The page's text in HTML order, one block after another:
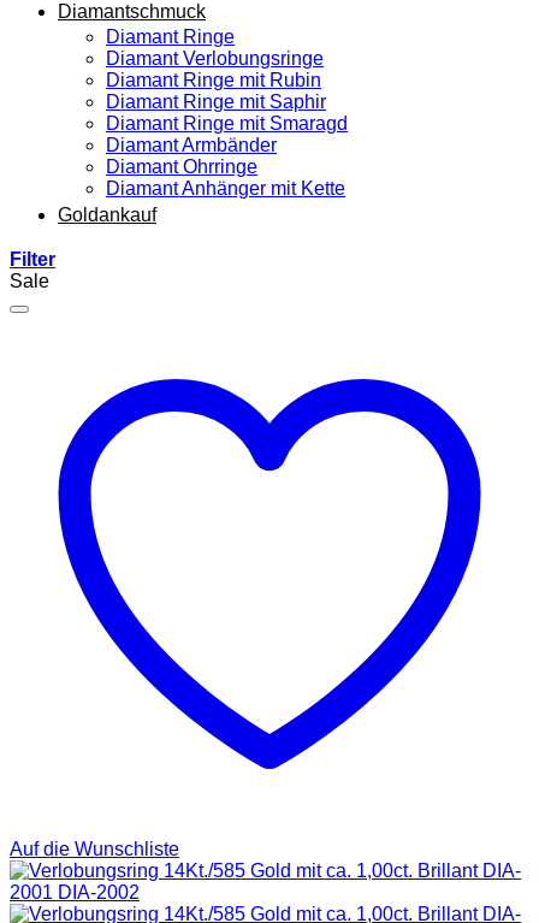
Diamantschmuck
Diamant Ringe
Diamant Verlobungsringe
Diamant Ringe mit Rubin
Diamant Ringe mit Saphir
Diamant Ringe mit Smaragd
Diamant Armbänder
Diamant Ohrringe
Diamant Anhänger mit Kette
Goldankauf
Filter
Sale
Auf die Wunschliste